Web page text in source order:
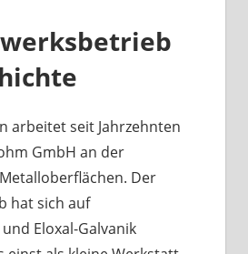
arbeitet seit Jahrzehnten
GmbH an der
Der
hat sich auf
Eloxal-Galvanik